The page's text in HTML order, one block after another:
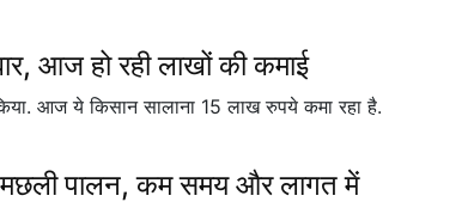
आज हो रही लाखों की कमाई
आज ये किसान सालाना 15 लाख रुपये कमा रहा है.
पालन, कम समय और लागत में